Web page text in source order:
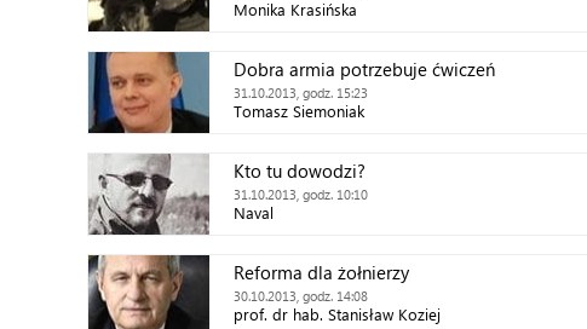
Monika Krasińska
Dobra armia potrzebuje ćwiczeń
31.10.2013, godz. 15:23
Tomasz Siemoniak
Kto tu dowodzi?
31.10.2013, godz. 10:10
Naval
Reforma dla żołnierzy
30.10.2013, godz. 14:08
prof. dr hab. Stanisław Koziej